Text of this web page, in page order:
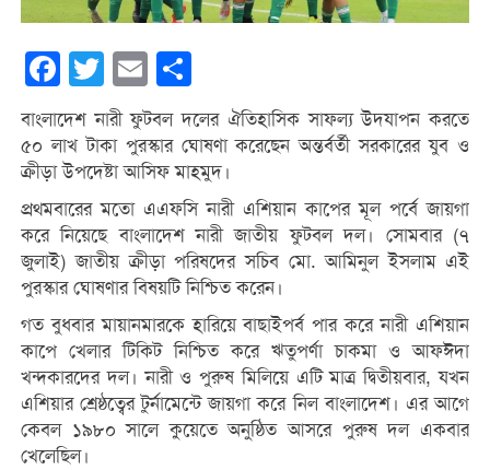
Facebook
Twitter Email
বাংলাদেশ নারী ফুটবল দলের ঐতিহাসিক সাফল্য উদযাপন করতে
৫০ লাখ টাকা পুরস্কার ঘোষণা করেছেন অন্তর্বর্তী সরকারের যুব ও
ক্রীড়া উপদেষ্টা আসিফ মাহমুদ।
প্রথমবারের মতো এএফসি নারী এশিয়ান কাপের মূল পর্বে জায়গা
করে নিয়েছে বাংলাদেশ নারী জাতীয় ফুটবল দল। সোমবার (৭
জুলাই) জাতীয় ক্রীড়া পরিষদের সচিব মো. আমিনুল ইসলাম এই
পুরস্কার ঘোষণার বিষয়টি নিশ্চিত করেন।
গত বুধবার মায়ানমারকে হারিয়ে বাছাইপর্ব পার করে নারী এশিয়ান
কাপে খেলার টিকিট নিশ্চিত করে ঋতুপর্ণা চাকমা ও আফঈদা
খন্দকারদের দল। নারী ও পুরুষ মিলিয়ে এটি মাত্র দ্বিতীয়বার, যখন
এশিয়ার শ্রেষ্ঠত্বের টুর্নামেন্টে জায়গা করে নিল বাংলাদেশ। এর আগে
কেবল ১৯৮০ সালে কুয়েতে অনুষ্ঠিত আসরে পুরুষ দল একবার
খেলেছিল।